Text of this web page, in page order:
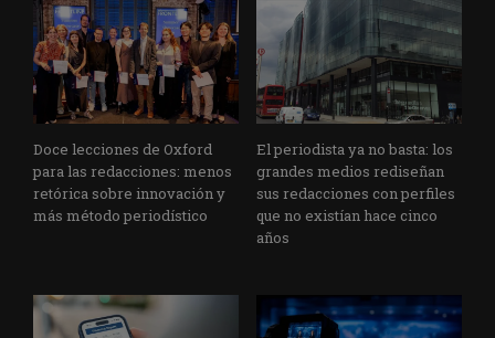
Doce lecciones de Oxford
para las redacciones: menos
retórica sobre innovación y
más método periodístico
El periodista ya no basta: los
grandes medios rediseñan
sus redacciones con perfiles
que no existían hace cinco
años